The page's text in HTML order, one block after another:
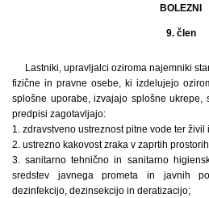
BOLEZNI
9. člen
Lastniki, upravljalci oziroma najemniki
fizične in pravne osebe, ki izdelujejo
splošne uporabe, izvajajo splošne ukrepe,
predpisi zagotavljajo:
1. zdravstveno ustreznost pitne vode ter
2. ustrezno kakovost zraka v zaprtih
3. sanitarno tehnično in sanitarno
sredstev javnega prometa in javnih
dezinfekcijo, dezinsekcijo in deratizacijo;